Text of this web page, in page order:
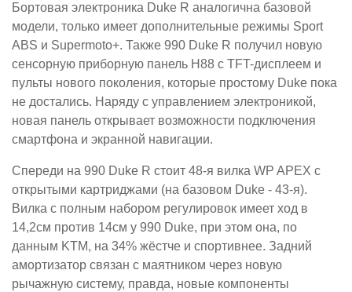
Бортовая электроника Duke R аналогична базовой
модели, только имеет дополнительные режимы Sport
ABS и Supermoto+. Также 990 Duke R получил новую
сенсорную приборную панель H88 с TFT-дисплеем и
пульты нового поколения, которые простому Duke пока
не достались. Наряду с управлением электроникой,
новая панель открывает возможности подключения
смартфона и экранной навигации.
Спереди на 990 Duke R стоит 48-я вилка WP APEX с
открытыми картриджами (на базовом Duke - 43-я).
Вилка с полным набором регулировок имеет ход в
14,2см против 14см у 990 Duke, при этом она, по
данным KTM, на 34% жёстче и спортивнее. Задний
амортизатор связан с маятником через новую
рычажную систему, правда, новые компоненты